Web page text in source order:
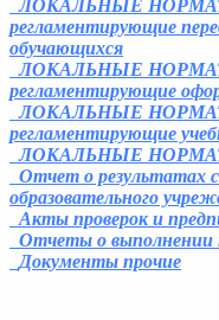
ЛОКАЛЬНЫЕ
регламентирующие
обучающихся
ЛОКАЛЬНЫЕ
регламентирующие
ЛОКАЛЬНЫЕ
регламентирующие
ЛОКАЛЬНЫЕ
Отчет о результатах
образовательного
Акты проверок и
Отчеты о выполнении
Документы прочие